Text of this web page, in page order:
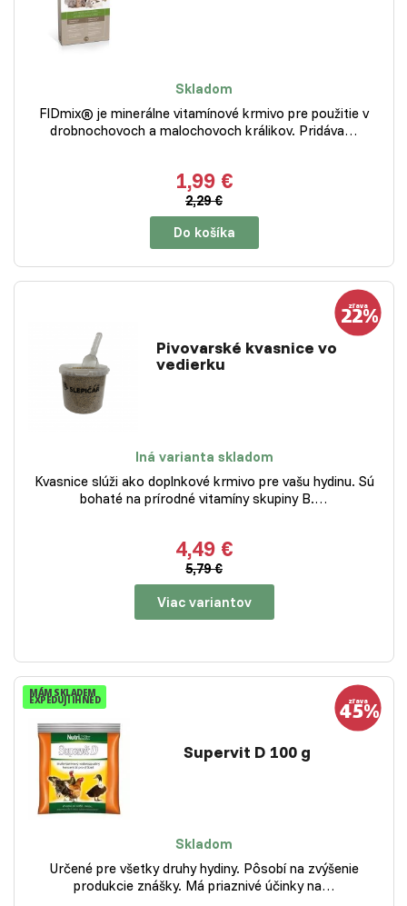
Skladom
FIDmix® je minerálne vitamínové krmivo pre použitie v
drobnochovoch a malochovoch králikov. Pridáva…
1,99 €
2,29 €
Do košíka
Pivovarské kvasnice vo
vedierku
Iná varianta skladom
Kvasnice slúži ako doplnkové krmivo pre vašu hydinu. Sú
bohaté na prírodné vitamíny skupiny B.…
4,49 €
5,79 €
Viac variantov
MÁM SKLADEM
EXPEDUJI IHNED
Supervit D 100 g
Skladom
Určené pre všetky druhy hydiny. Pôsobí na zvýšenie
produkcie znášky. Má priaznivé účinky na…